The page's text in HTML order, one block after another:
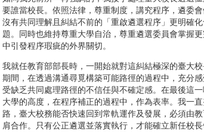
要誰當校長。依照法律，尊重制度，講究程序，遴委
沒有共同理解且糾結不前的「重啟遴選程序」更明確
題。同時也維持尊重大學自治，尊重遴選委員會掌握
中引發程序瑕疵的外界關切。
我就任教育部部長時，一開始就對這糾結極深的臺大
期間，在透過溝通尋覓構築可能路徑的過程中，充分
受缺乏共同處理路徑的不信任與不確定感。在最後這
大學的高度，在程序補正的過程中，作為表率。我一
路，臺大校務能否快速回到常軌運作及發展，必須由
肩合作。只有公正遴選並落實執行，才能確立新任校